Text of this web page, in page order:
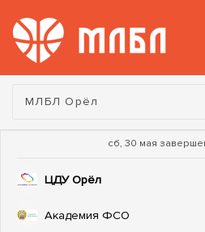
Турнир:
МЛБЛ Орёл
сб, 30 мая
ЦДУ Орёл
Академия ФСО